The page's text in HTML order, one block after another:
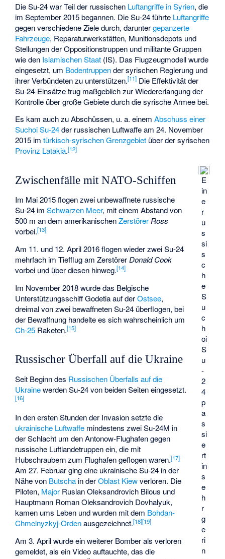
Die Su-24 war Teil der russischen Luftangriffe in Syrien, die
im September 2015 begannen. Die Su-24 führte Luftangriffe
gegen verschiedene Ziele durch, daruntergepanzerte
Fahrzeuge, Reparaturwerkstätten, Munitionsdepots und
Stellungen der Oppositionstruppen und militanteGruppen
wie den Islamischen Staat (IS). Das Flugzeugmodell wurde
eingesetzt, um Bodentruppender syrischen Regierung und
ihrer Verbündeten zu unterstützen.[11] Die Effektivität der
Su-24-Einsätze trug maßgeblich zur Wiedererlangung der
Kontrolle über große Gebiete durch diesyrische Armeebei.
Es kam auch zu Abschüssen, u. a. einemAbschuss einer
Suchoi Su-24der russischen Luftwaffe am 24. November
2015 imtürkisch-syrischen Grenzgebiet über der syrischen
Provinz Latakia.[12]
E
in
e
r
u
s
si
s
c
h
e
S
u
c
h
oi
S
u
-
2
4
p
a
s
si
e
rt
in
s
e
h
r
g
e
ri
n
Zwischenfälle mit NATO-Schiffen
Im Mai 2015 flogen zwei unbewaffnete russische
Su-24 imSchwarzen Meer, mit einem Abstand von
500 m an dem amerikanischenZerstörer Ross
vorbei.[13]
Am 11. und 12. April 2016 flogen wieder zwei Su-24
mehrfach im Tiefflug am ZerstörerDonald Cook
vorbei und über diesen hinweg.[14]
Im November 2018 wurde das Belgische
UnterstützungsschiffGodetiaauf derOstsee,
dreimal von zwei bewaffneten Su-24 überflogen, bei
der Bewaffnung handelte es sich wahrscheinlich um
Ch-25 Raketen.[15]
Russischer Überfall auf die Ukraine
Seit Beginn des Russischen Überfalls auf die
Ukrainewerden Su-24 von beiden Seiten eingesetzt.
[16]
In den ersten Stunden der Invasion setzte die
ukrainische Luftwaffe mindestens zwei Su-24M in
derSchlacht um den Antonow-Flughafengegen
russische Luftlandetruppen ein, die mit
Hubschraubern zum Flughafen geflogen waren.[17]
Am 27. Februar ging eine ukrainische Su-24 in der
Nähe von Butscha in derOblast Kiewverloren. Die
Piloten, Major Ruslan Oleksandrovich Bilous und
Hauptmann Roman Oleksandrovich Dovhalyuk,
kamen ums Leben und wurden mit dem Bohdan-
Chmelnyzkyj-Ordenausgezeichnet.[18][19]
Am 3. April wurde ein weiterer Bomber als verloren
gemeldet, als ein Video auftauchte, das die